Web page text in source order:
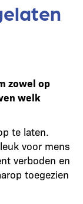
zowel op
welk
te laten.
voor mens
verboden en
toegezien